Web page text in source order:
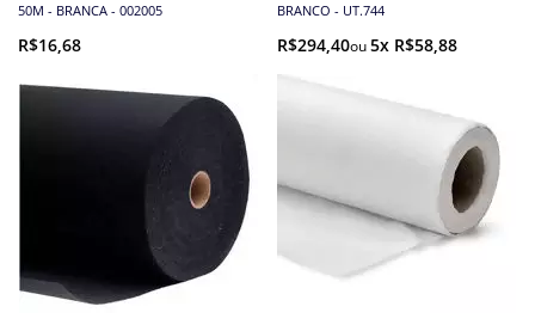
50M - BRANCA - 002005
R$16,68
BRANCO - UT.744
R$294,40 5x R$58,88